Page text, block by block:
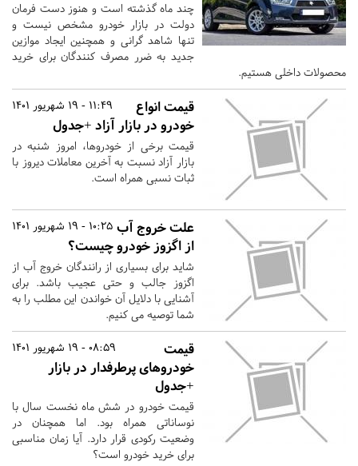
چند ماه گذشته است و هنوز دست فرمان
دولت در بازار خودرو مشخص نیست و
تنها شاهد گرانی و همچنین ایجاد موازین
جدید به ضرر مصرف کنندگان برای خرید
محصولات داخلی هستیم.
11:49 - 19 شهریور 1401
قیمت انواع
خودرو در بازار آزاد +جدول
قیمت برخی از خودروها، امروز شنبه در
بازار آزاد نسبت به آخرین معاملات دیروز با
ثبات نسبی همراه است.
10:25 - 19 شهریور 1401 علت خروج آب
از اگزوز خودرو چیست؟
شاید برای بسیاری از رانندگان خروج آب از
اگزوز جالب و حتی عجیب باشد. برای
آشنایی با دلایل آن خواندن این مطلب را به
شما توصیه می کنیم.
08:59 - 19 شهریور 1401
قیمت
خودروهای پرطرفدار در بازار
+جدول
قیمت خودرو در شش ماه نخست سال با
نوساناتی همراه بود. اما همچنان در
وضعیت رکودی قرار دارد. آیا زمان مناسبی
برای خرید خودرو است؟